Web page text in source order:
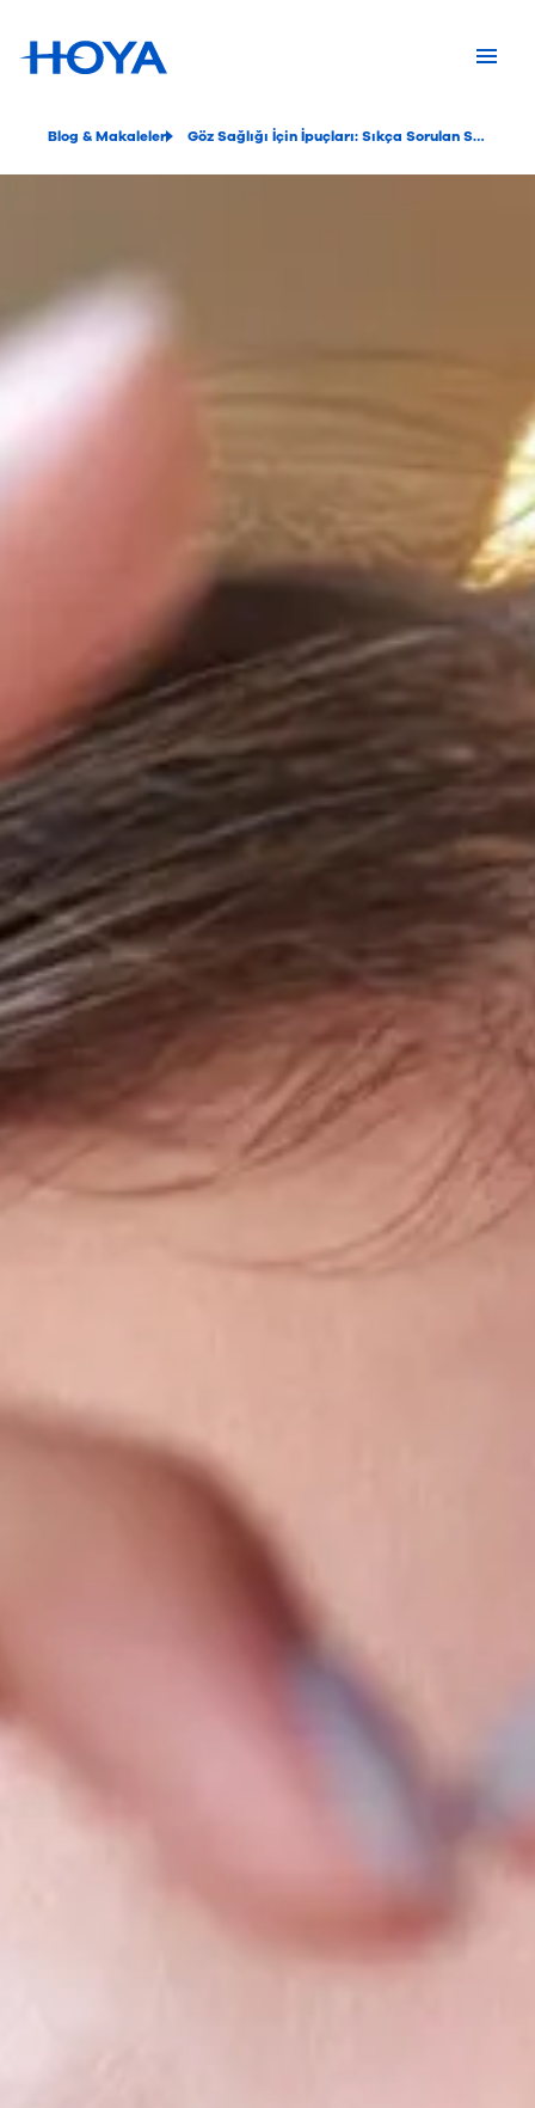
Blog & Makaleler Göz Sağlığı İçin İpuçları: Sıkça Sorulan Sorular ve Yanıtlar